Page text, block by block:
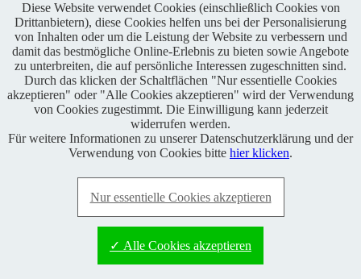
Enduro One Series Partner
Copyright © 2021 BABOONS GmbH. Alle Rechte vorbehalten.
Keine Haftung und kein Anspruch auf Vollständigkeit sowie
Richtigkeit von Inhalten, Berichten und Kommentaren.
Impressum|Datenschutz|RSS-Feed|Presse|
|Admin
Diese Website verwendet Cookies (einschließlich Cookies von
Drittanbietern), diese Cookies helfen uns bei der Personalisierung
von Inhalten oder um die Leistung der Website zu verbessern und
damit das bestmögliche Online-Erlebnis zu bieten sowie Angebote
zu unterbreiten, die auf persönliche Interessen zugeschnitten sind.
Durch das klicken der Schaltflächen "Nur essentielle Cookies
akzeptieren" oder "Alle Cookies akzeptieren" wird der Verwendung
von Cookies zugestimmt. Die Einwilligung kann jederzeit
widerrufen werden.
Für weitere Informationen zu unserer Datenschutzerklärung und der
Verwendung von Cookies bitte hier klicken.
Nur essentielle Cookies akzeptieren
✓ Alle Cookies akzeptieren